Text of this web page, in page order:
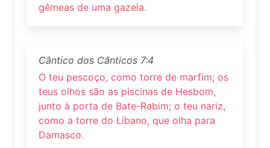
gêmeas de uma gazela.
Cântico dos Cânticos 7:4
O teu pescoço, como torre de marfim; os
teus olhos são as piscinas de Hesbom,
junto à porta de Bate-Rabim; o teu nariz,
como a torre do Líbano, que olha para
Damasco.